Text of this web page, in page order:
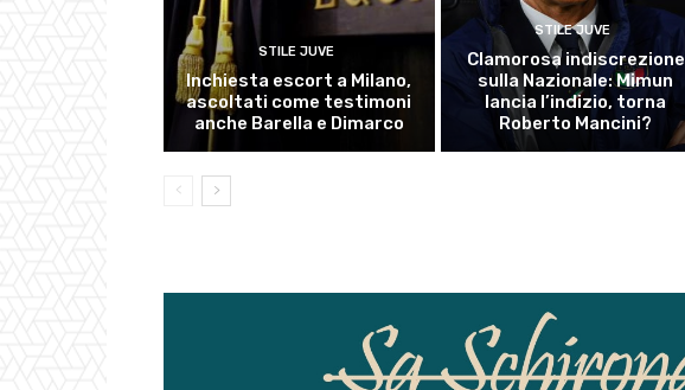
STILE JUVE
Inchiesta escort a Milano,
ascoltati come testimoni
anche Barella e Dimarco
STILE JUVE
Clamorosa indiscrezione
sulla Nazionale: Mimun
lancia l’indizio, torna
Roberto Mancini?